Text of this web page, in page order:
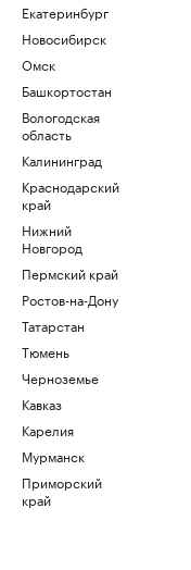
Екатеринбург
Новосибирск
Омск
Башкортостан
Вологодская
область
Калининград
Краснодарский
край
Нижний
Новгород
Пермский край
Ростов-на-Дону
Татарстан
Тюмень
Черноземье
Кавказ
Карелия
Мурманск
Приморский
край